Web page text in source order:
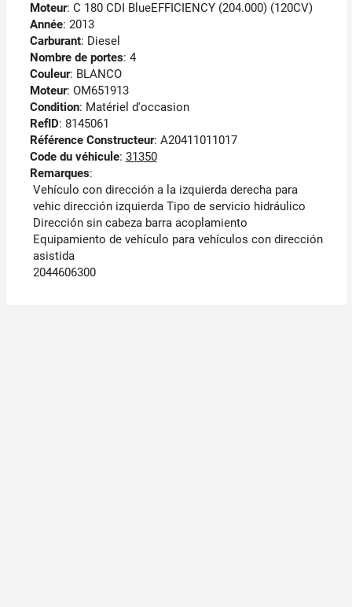
Moteur: C 180 CDI BlueEFFICIENCY (204.000) (120CV)
Année: 2013
Carburant: Diesel
Nombre de portes: 4
Couleur: BLANCO
Moteur: OM651913
Condition: Matériel d'occasion
RefID: 8145061
Référence Constructeur: A20411011017
Code du véhicule: 31350
Remarques:
Vehículo con dirección a la izquierda derecha para
vehic dirección izquierda Tipo de servicio hidráulico
Dirección sin cabeza barra acoplamiento
Equipamiento de vehículo para vehículos con dirección
asistida
2044606300